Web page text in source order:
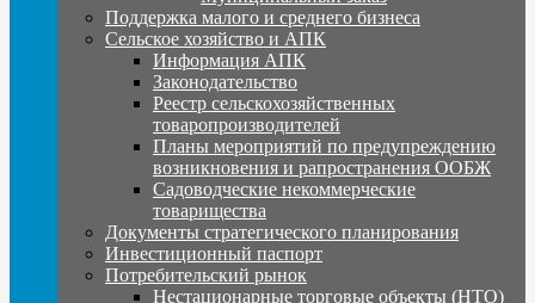
Поддержка малого и среднего бизнеса
Сельское хозяйство и АПК
Информация АПК
Законодательство
Реестр сельскохозяйственных
товаропроизводителей
Планы мероприятий по предупреждению
возникновения и рапространения ООБЖ
Садоводческие некоммерческие
товарищества
Документы стратегического планирования
Инвестиционный паспорт
Потребительский рынок
Нестационарные торговые объекты (НТО)